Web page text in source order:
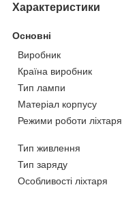
Характеристики
Основні
Виробник
Країна виробник
Тип лампи
Матеріал корпусу
Режими роботи ліхтаря
Тип живлення
Тип заряду
Особливості ліхтаря